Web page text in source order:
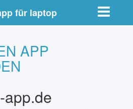
Toggle
für laptop
APP
app.de